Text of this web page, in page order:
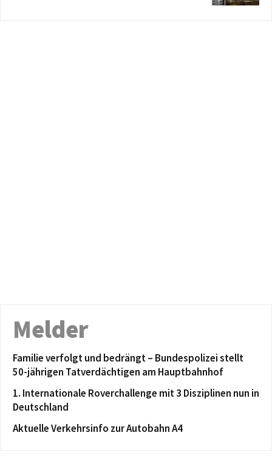
Melder
Familie verfolgt und bedrängt – Bundespolizei stellt
50-jährigen Tatverdächtigen am Hauptbahnhof
1. Internationale Roverchallenge mit 3 Disziplinen nun in
Deutschland
Aktuelle Verkehrsinfo zur Autobahn A4